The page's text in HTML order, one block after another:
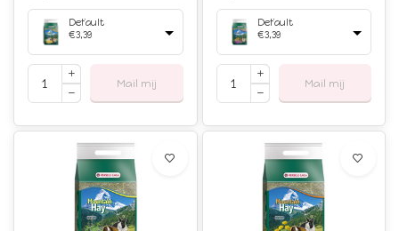
Default
€3,39
Mail mij
Default
€3,39
Mail mij